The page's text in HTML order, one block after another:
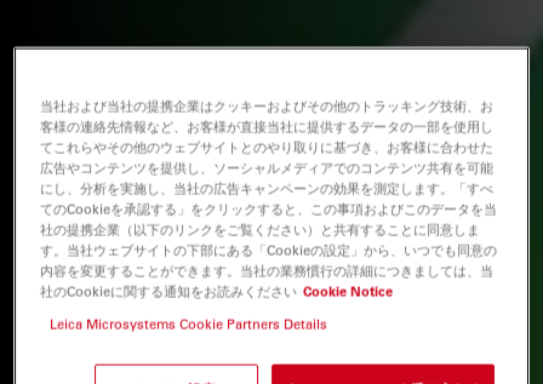
当社および当社の提携企業はクッキーおよびその他のトラッキング技術、お
客様の連絡先情報など、お客様が直接当社に提供するデータの一部を使用し
てこれらやその他のウェブサイトとのやり取りに基づき、お客様に合わせた
広告やコンテンツを提供し、ソーシャルメディアでのコンテンツ共有を可能
にし、分析を実施し、当社の広告キャンペーンの効果を測定します。「すべ
てのCookieを承認する」をクリックすると、この事項およびこのデータを当
社の提携企業（以下のリンクをご覧ください）と共有することに同意しま
す。当社ウェブサイトの下部にある「Cookieの設定」から、いつでも同意の
内容を変更することができます。当社の業務慣行の詳細につきましては、当
社のCookieに関する通知をお読みください Cookie Notice
Leica Microsystems Cookie Partners Details